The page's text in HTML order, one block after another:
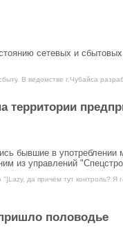
сетевых и
В ведомстве г.Чубайса
территории
бывшие в употреблении
из управлений
да причём тут контроль? Я
половодье